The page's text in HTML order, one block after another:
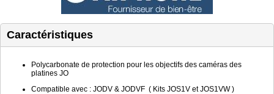
Caractéristiques
Polycarbonate de protection pour les objectifs des caméras des
platines JO
Compatible avec : JODV & JODVF ( Kits JOS1V et JOS1VW )